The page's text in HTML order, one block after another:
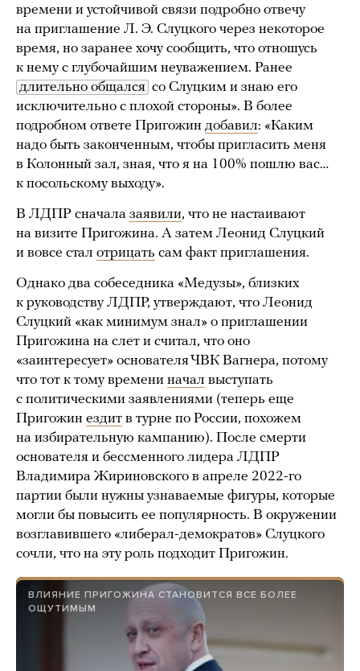
времени и устойчивой связи подробно отвечу
на приглашение Л. Э. Слуцкого через некоторое
время, но заранее хочу сообщить, что отношусь
к нему с глубочайшим неуважением. Ранее
длительно общался со Слуцким и знаю его
исключительно с плохой стороны». В более
подробном ответе Пригожин добавил: «Каким
надо быть законченным, чтобы пригласить меня
в Колонный зал, зная, что я на 100% пошлю вас…
к посольскому выходу».
В ЛДПР сначала заявили, что не настаивают
на визите Пригожина. А затем Леонид Слуцкий
и вовсе стал отрицать сам факт приглашения.
Однако два собеседника «Медузы», близких
к руководству ЛДПР, утверждают, что Леонид
Слуцкий «как минимум знал» о приглашении
Пригожина на слет и считал, что оно
«заинтересует» основателя ЧВК Вагнера, потому
что тот к тому времени начал выступать
с политическими заявлениями (теперь еще
Пригожин ездит в турне по России, похожем
на избирательную кампанию). После смерти
основателя и бессменного лидера ЛДПР
Владимира Жириновского в апреле 2022-го
партии были нужны узнаваемые фигуры, которые
могли бы повысить ее популярность. В окружении
возглавившего «либерал-демократов» Слуцкого
сочли, что на эту роль подходит Пригожин.
ВЛИЯНИЕ ПРИГОЖИНА СТАНОВИТСЯ ВСЕ БОЛЕЕ
ОЩУТИМЫМ